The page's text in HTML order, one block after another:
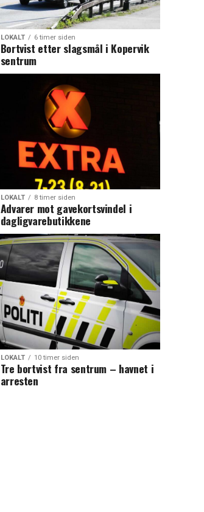
LOKALT 6 timer siden
Bortvist etter slagsmål i Kopervik
sentrum
LOKALT 8 timer siden
Advarer mot gavekortsvindel i
dagligvarebutikkene
LOKALT 10 timer siden
Tre bortvist fra sentrum – havnet i
arresten